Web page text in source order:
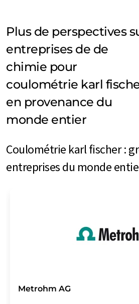
Plus de perspectives
entreprises de de
chimie pour
coulométrie karl
en provenance du
monde entier
Coulométrie karl fischer :
entreprises du monde
Metrohm AG